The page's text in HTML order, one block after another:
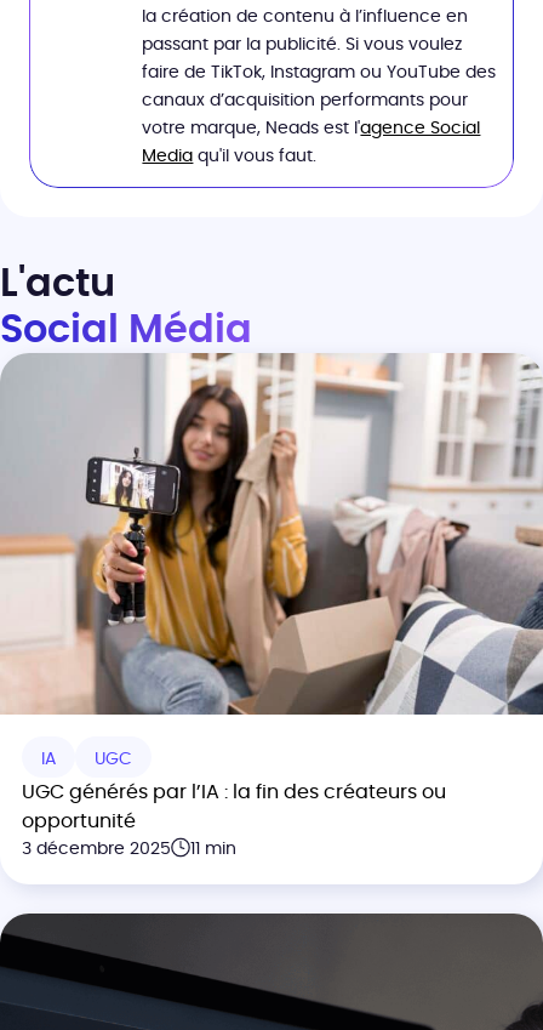
la création de contenu à l’influence en
passant par la publicité. Si vous voulez
faire de TikTok, Instagram ou YouTube des
canaux d’acquisition performants pour
votre marque, Neads est l'agence Social
Media qu'il vous faut.
L'actu
Social Média
IA UGC
UGC générés par l’IA : la fin des créateurs ou
opportunité
3 décembre 2025 11 min